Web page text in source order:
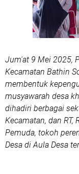
Jum'at 9 Mei 2025,
Kecamatan Bathin
membentuk
musyawarah desa
dihadiri berbagai
Kecamatan, dan RT,
Pemuda, tokoh
Desa di Aula Desa